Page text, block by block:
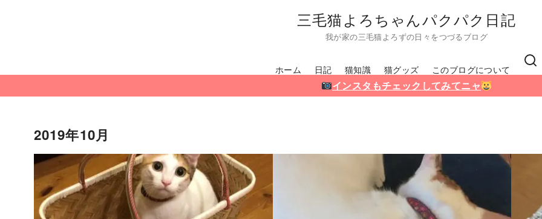
三毛猫よろちゃんパクパク日記
我が家の三毛猫よろずの日々をつづるブログ
ホーム 日記 猫知識 猫グッズ このブログについて
インスタもチェックしてみてニャ
2019年10月